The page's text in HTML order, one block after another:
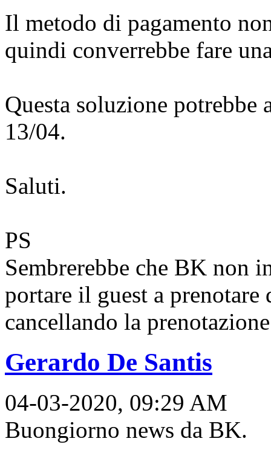
Il metodo di pagamento
quindi converrebbe fare
Questa soluzione
13/04.
Saluti.
PS
Sembrerebbe che BK non
portare il guest a
cancellando la
Gerardo De Santis
04-03-2020, 09:29 AM
Buongiorno news da BK.